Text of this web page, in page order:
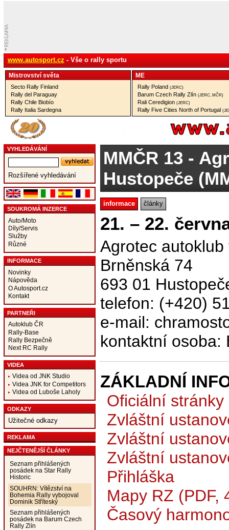
www.autosport.cz - Vše o rally sportu
Mistrovství­ světa
Secto Rally Finland
Rally del Paraguay
Rally Chile Biobío
Rally Italia Sardegna
ME
Rally Poland (JERC)
Barum Czech Rally Zlín (JERC, MČR)
Rali Ceredigion (JERC)
Rally Five Cities North of Portugal
VYHLEDÁVÁNÍ
Rozšířené vyhledávání
SOUKROMÁ INZERCE
Auto/Moto
Díly/Servis
Služby
Různé
INFORMACE
Novinky
Nápověda
O Autosport.cz
Kontakt
PARTNEŘI
Autoklub ČR
Rally-Base
Rally Bezpečně
Next RC Rally
VIDEA
Videa od JNK Studio
Videa JNK for Competitors
Videa od Luboše Laholy
ODKAZY
Užitečné odkazy
REKLAMA
NEJČTENĚJŠÍ ČLÁNKY
Seznam přihlášených
posádek na Star Rally
Historic
SOUHRN: Vítězství na
Bohemia Rally vybojoval
Dominik Stříteský
Seznam přihlášených
posádek na Barum Czech
Rally Zlín
MMČR 13-
Hustopeče
informace články
21. – 22.
Agrotec autoklub
Brněnská 74
693 01
telefon: (+420)
e-mail:
kontaktní osoba:
ZÁKLADNÍ
Oficiální stránky
Zvláštní
Zvláštní
Zvláštní
Přihláška
Mapy RZ (PDF,
Časový